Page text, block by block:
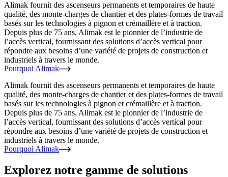
Alimak fournit des ascenseurs permanents et temporaires de haute
qualité, des monte-charges de chantier et des plates-formes de travail
basés sur les technologies à pignon et crémaillère et à traction.
Depuis plus de 75 ans, Alimak est le pionnier de l’industrie de
l’accès vertical, fournissant des solutions d’accès vertical pour
répondre aux besoins d’une variété de projets de construction et
industriels à travers le monde.
Pourquoi Alimak
Alimak fournit des ascenseurs permanents et temporaires de haute
qualité, des monte-charges de chantier et des plates-formes de travail
basés sur les technologies à pignon et crémaillère et à traction.
Depuis plus de 75 ans, Alimak est le pionnier de l’industrie de
l’accès vertical, fournissant des solutions d’accès vertical pour
répondre aux besoins d’une variété de projets de construction et
industriels à travers le monde.
Pourquoi Alimak
Explorez notre gamme de solutions